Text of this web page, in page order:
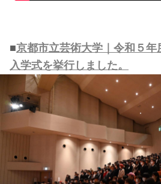
■京都市立芸術大学｜令和５
入学式を挙行しました。